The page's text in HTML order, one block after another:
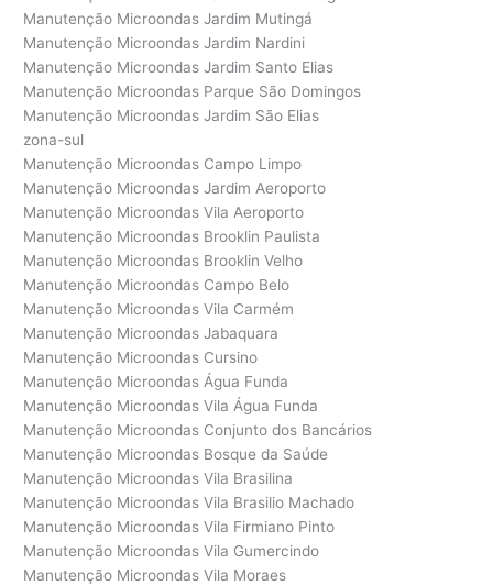
Manutenção Microondas Jardim Mutingá
Manutenção Microondas Jardim Nardini
Manutenção Microondas Jardim Santo Elias
Manutenção Microondas Parque São Domingos
Manutenção Microondas Jardim São Elias
zona-sul
Manutenção Microondas Campo Limpo
Manutenção Microondas Jardim Aeroporto
Manutenção Microondas Vila Aeroporto
Manutenção Microondas Brooklin Paulista
Manutenção Microondas Brooklin Velho
Manutenção Microondas Campo Belo
Manutenção Microondas Vila Carmém
Manutenção Microondas Jabaquara
Manutenção Microondas Cursino
Manutenção Microondas Água Funda
Manutenção Microondas Vila Água Funda
Manutenção Microondas Conjunto dos Bancários
Manutenção Microondas Bosque da Saúde
Manutenção Microondas Vila Brasilina
Manutenção Microondas Vila Brasilio Machado
Manutenção Microondas Vila Firmiano Pinto
Manutenção Microondas Vila Gumercindo
Manutenção Microondas Vila Moraes